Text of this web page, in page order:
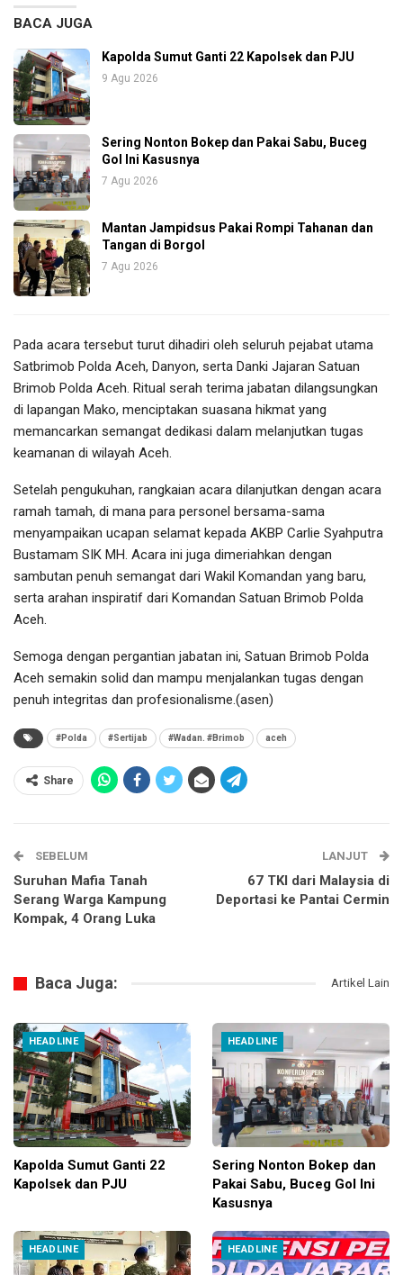
BACA JUGA
Kapolda Sumut Ganti 22 Kapolsek dan PJU
9 Agu 2026
Sering Nonton Bokep dan Pakai Sabu, Buceg
Gol Ini Kasusnya
7 Agu 2026
Mantan Jampidsus Pakai Rompi Tahanan dan
Tangan di Borgol
7 Agu 2026
Pada acara tersebut turut dihadiri oleh seluruh pejabat utama
Satbrimob Polda Aceh, Danyon, serta Danki Jajaran Satuan
Brimob Polda Aceh. Ritual serah terima jabatan dilangsungkan
di lapangan Mako, menciptakan suasana hikmat yang
memancarkan semangat dedikasi dalam melanjutkan tugas
keamanan di wilayah Aceh.
Setelah pengukuhan, rangkaian acara dilanjutkan dengan acara
ramah tamah, di mana para personel bersama-sama
menyampaikan ucapan selamat kepada AKBP Carlie Syahputra
Bustamam SIK MH. Acara ini juga dimeriahkan dengan
sambutan penuh semangat dari Wakil Komandan yang baru,
serta arahan inspiratif dari Komandan Satuan Brimob Polda
Aceh.
Semoga dengan pergantian jabatan ini, Satuan Brimob Polda
Aceh semakin solid dan mampu menjalankan tugas dengan
penuh integritas dan profesionalisme.(asen)
#Polda #Sertijab #Wadan. #Brimob aceh
Share
SEBELUM
Suruhan Mafia Tanah
Serang Warga Kampung
Kompak, 4 Orang Luka
LANJUT
67 TKI dari Malaysia di
Deportasi ke Pantai Cermin
Baca Juga: Artikel Lain
HEADLINE
Kapolda Sumut Ganti 22
Kapolsek dan PJU
HEADLINE
Sering Nonton Bokep dan
Pakai Sabu, Buceg Gol Ini
Kasusnya
HEADLINE HEADLINE